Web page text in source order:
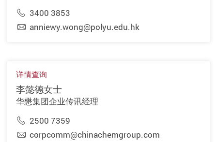
3400 3853
anniewy.wong@polyu.edu.hk
详情查询
李懿德女士
华懋集团企业传讯经理
2500 7359
corpcomm@chinachemgroup.com